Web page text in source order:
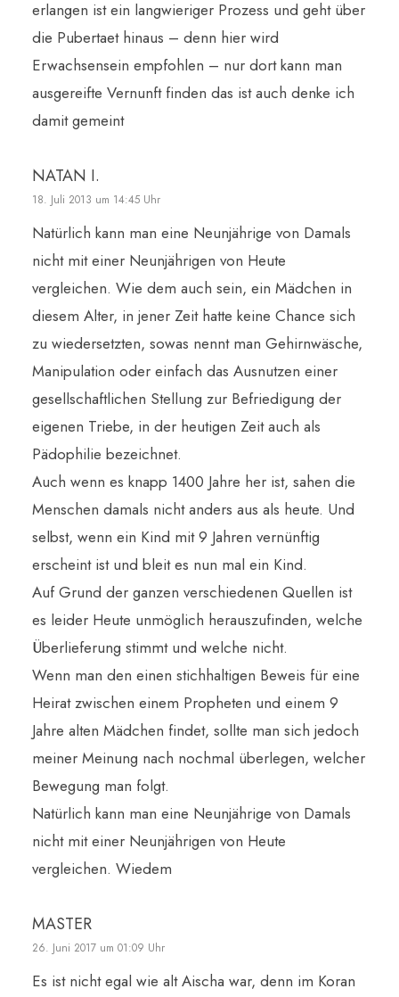
erlangen ist ein langwieriger Prozess und geht über
die Pubertaet hinaus – denn hier wird
Erwachsensein empfohlen – nur dort kann man
ausgereifte Vernunft finden das ist auch denke ich
damit gemeint
NATAN I.
18. Juli 2013 um 14:45 Uhr
Natürlich kann man eine Neunjährige von Damals
nicht mit einer Neunjährigen von Heute
vergleichen. Wie dem auch sein, ein Mädchen in
diesem Alter, in jener Zeit hatte keine Chance sich
zu wiedersetzten, sowas nennt man Gehirnwäsche,
Manipulation oder einfach das Ausnutzen einer
gesellschaftlichen Stellung zur Befriedigung der
eigenen Triebe, in der heutigen Zeit auch als
Pädophilie bezeichnet.
Auch wenn es knapp 1400 Jahre her ist, sahen die
Menschen damals nicht anders aus als heute. Und
selbst, wenn ein Kind mit 9 Jahren vernünftig
erscheint ist und bleit es nun mal ein Kind.
Auf Grund der ganzen verschiedenen Quellen ist
es leider Heute unmöglich herauszufinden, welche
Überlieferung stimmt und welche nicht.
Wenn man den einen stichhaltigen Beweis für eine
Heirat zwischen einem Propheten und einem 9
Jahre alten Mädchen findet, sollte man sich jedoch
meiner Meinung nach nochmal überlegen, welcher
Bewegung man folgt.
Natürlich kann man eine Neunjährige von Damals
nicht mit einer Neunjährigen von Heute
vergleichen. Wiedem
MASTER
26. Juni 2017 um 01:09 Uhr
Es ist nicht egal wie alt Aischa war, denn im Koran